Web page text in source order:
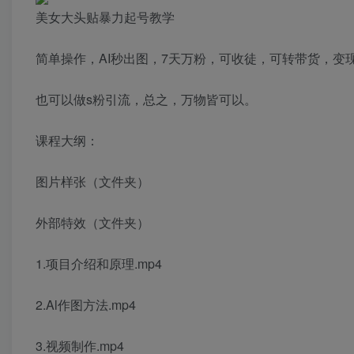
美女大头贴暴力起号教学
简单操作，AI秒出图，7天万粉，可收徒，可转带货，变
也可以做s粉引流，总之，万物皆可以。
课程大纲：
图片样张（文件夹）
外部特效（文件夹）
1.项目介绍和原理.mp4
2.Al作图方法.mp4
3.视频制作.mp4